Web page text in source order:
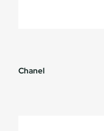
Chanel